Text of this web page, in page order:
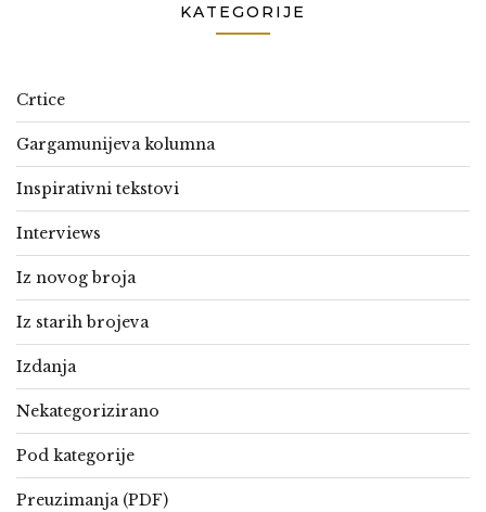
KATEGORIJE
Crtice
Gargamunijeva kolumna
Inspirativni tekstovi
Interviews
Iz novog broja
Iz starih brojeva
Izdanja
Nekategorizirano
Pod kategorije
Preuzimanja (PDF)